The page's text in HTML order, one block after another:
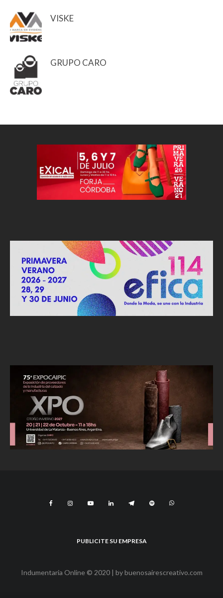
VISKE
GRUPO CARO
PUBLICITE SU EMPRESA
Indumentaria Online © 2020 | bybuenosairescreativo.com